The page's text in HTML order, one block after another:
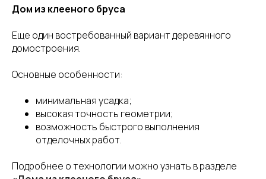
Дом из клееного бруса
Еще один востребованный вариант деревянного
домостроения.
Основные особенности:
минимальная усадка;
высокая точность геометрии;
возможность быстрого выполнения
отделочных работ.
Подробнее о технологии можно узнать в разделе